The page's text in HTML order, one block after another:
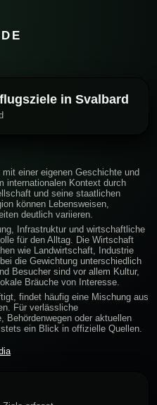
in Svalbard
einer eigenen Geschichte und
internationalen Kontext durch
und seine staatlichen
können Lebensweisen,
deutlich variieren.
Infrastruktur und wirtschaftliche
für den Alltag. Die Wirtschaft
wie Landwirtschaft, Industrie
die Gewichtung unterschiedlich
Besucher sind vor allem Kultur,
Bräuche von Interesse.
findet häufig eine Mischung aus
Für verlässliche
Behördenwegen oder aktuellen
ein Blick in offizielle Quellen.